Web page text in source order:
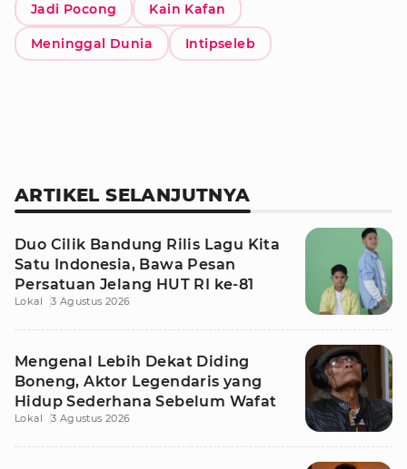
Jadi Pocong Kain Kafan
Meninggal Dunia Intipseleb
ARTIKEL SELANJUTNYA
Duo Cilik Bandung Rilis Lagu Kita
Satu Indonesia, Bawa Pesan
Persatuan Jelang HUT RI ke-81
Lokal 3 Agustus 2026
Mengenal Lebih Dekat Diding
Boneng, Aktor Legendaris yang
Hidup Sederhana Sebelum Wafat
Lokal 3 Agustus 2026